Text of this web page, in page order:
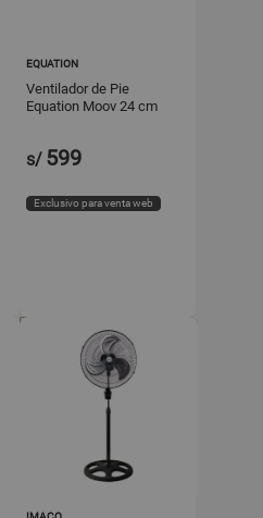
EQUATION
Ventilador de Pie
Equation Moov 24 cm
s/ 599
Exclusivo para venta web